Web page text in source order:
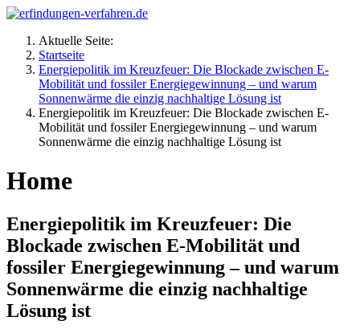
Aktuelle Seite:
Startseite
Energiepolitik im Kreuzfeuer: Die Blockade zwischen E-
Mobilität und fossiler Energiegewinnung – und warum
Sonnenwärme die einzig nachhaltige Lösung ist
Energiepolitik im Kreuzfeuer: Die Blockade zwischen E-
Mobilität und fossiler Energiegewinnung – und warum
Sonnenwärme die einzig nachhaltige Lösung ist
Home
Energiepolitik im Kreuzfeuer: Die
Blockade zwischen E-Mobilität und
fossiler Energiegewinnung – und warum
Sonnenwärme die einzig nachhaltige
Lösung ist